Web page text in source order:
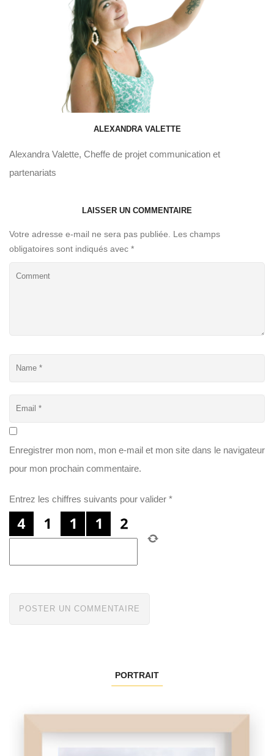
ALEXANDRA VALETTE
Alexandra Valette, Cheffe de projet communication et
partenariats
LAISSER UN COMMENTAIRE
Votre adresse e-mail ne sera pas publiée.
Les champs
obligatoires sont indiqués avec *
Enregistrer mon nom, mon e-mail et mon site dans le navigateur
pour mon prochain commentaire.
Entrez les chiffres suivants pour valider *
PORTRAIT